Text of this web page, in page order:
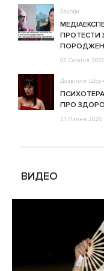
Заходи
ПРОТЕСТИ
03 Серпня 2026
Дозвілля Шоу-
ПРО
31 Липня 2026
ВИДЕО